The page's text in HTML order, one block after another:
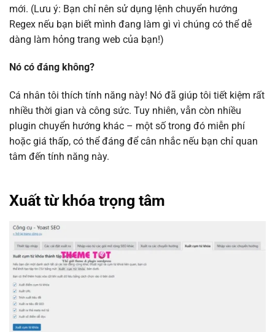
mới. (Lưu ý: Bạn chỉ nên sử dụng lệnh chuyển hướng
Regex nếu bạn biết mình đang làm gì vì chúng có thể dễ
dàng làm hỏng trang web của bạn!)
Nó có đáng không?
Cá nhân tôi thích tính năng này! Nó đã giúp tôi tiết kiệm rất
nhiều thời gian và công sức. Tuy nhiên, vẫn còn nhiều
plugin chuyển hướng khác – một số trong đó miễn phí
hoặc giá thấp, có thể đáng để cân nhắc nếu bạn chỉ quan
tâm đến tính năng này.
Xuất từ khóa trọng tâm